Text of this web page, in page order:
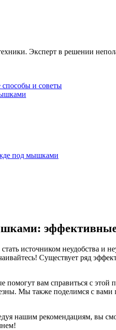
Эксперт в решении
и советы
под мышками
источником неудобства и
Существует ряд
вам справиться с
Мы также поделимся с
нашим рекомендациям, вы